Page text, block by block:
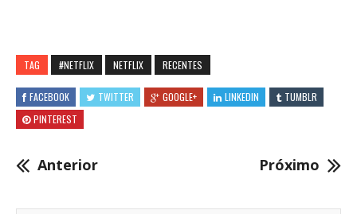
TAG #NETFLIX NETFLIX RECENTES
FACEBOOK TWITTER GOOGLE+ LINKEDIN
TUMBLR
PINTEREST
Anterior Próximo